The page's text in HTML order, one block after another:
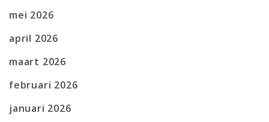
mei 2026
april 2026
maart 2026
februari 2026
januari 2026